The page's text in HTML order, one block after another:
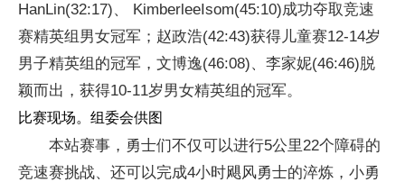
HanLin(32:17)、 KimberleeIsom(45:10)成功夺取竞速
赛精英组男女冠军；赵政浩(42:43)获得儿童赛12-14岁
男子精英组的冠军，文博逸(46:08)、李家妮(46:46)脱
颖而出，获得10-11岁男女精英组的冠军。
比赛现场。组委会供图
本站赛事，勇士们不仅可以进行5公里22个障碍的
竞速赛挑战、还可以完成4小时飓风勇士的淬炼，小勇